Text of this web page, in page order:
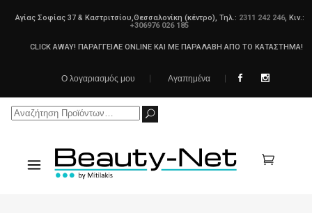
Αγίας Σοφίας 37 & Καστριτσίου,Θεσσαλονίκη (κέντρο), Τηλ.: 2311 242 246, Κιν.:
+306976 026 185
CLICK AWAY! ΠΑΡΑΓΓΕΙΛΕ ONLINE ΚΑΙ ΜΕ ΠΑΡΑΛΑΒΗ ΑΠΟ ΤΟ ΚΑΤΑΣΤΗΜΑ!
Ο λογαριασμός μου Αγαπημένα
Search